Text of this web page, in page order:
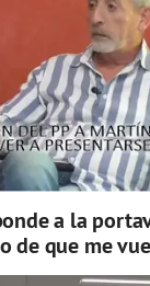
a la
de que me